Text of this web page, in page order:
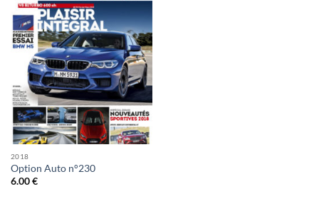
2018
Option Auto n°230
6.00€